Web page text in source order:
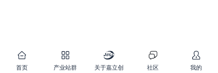
首页 产业站群 关于嘉立创 社区 我的